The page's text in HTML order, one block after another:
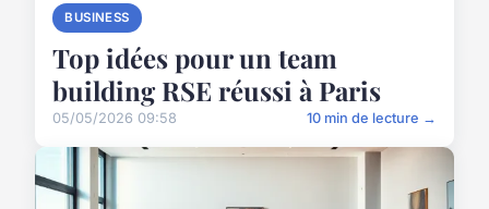
BUSINESS
Top idées pour un team
building RSE réussi à Paris
05/05/2026 09:58 10 min de lecture →